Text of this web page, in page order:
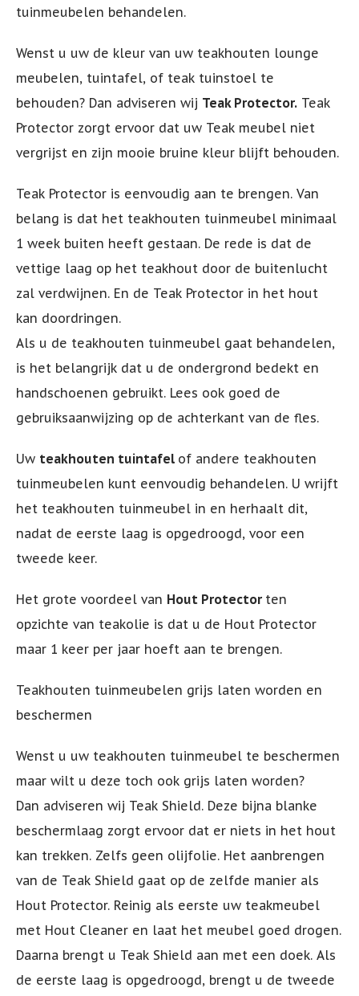
tuinmeubelen behandelen.
Wenst u uw de kleur van uw teakhouten lounge
meubelen, tuintafel, of teak tuinstoel te
behouden? Dan adviseren wij Teak Protector. Teak
Protector zorgt ervoor dat uw Teak meubel niet
vergrijst en zijn mooie bruine kleur blijft behouden.
Teak Protector is eenvoudig aan te brengen. Van
belang is dat het teakhouten tuinmeubel minimaal
1 week buiten heeft gestaan. De rede is dat de
vettige laag op het teakhout door de buitenlucht
zal verdwijnen. En de Teak Protector in het hout
kan doordringen.
Als u de teakhouten tuinmeubel gaat behandelen,
is het belangrijk dat u de ondergrond bedekt en
handschoenen gebruikt. Lees ook goed de
gebruiksaanwijzing op de achterkant van de fles.
Uw teakhouten tuintafel of andere teakhouten
tuinmeubelen kunt eenvoudig behandelen. U wrijft
het teakhouten tuinmeubel in en herhaalt dit,
nadat de eerste laag is opgedroogd, voor een
tweede keer.
Het grote voordeel van Hout Protector ten
opzichte van teakolie is dat u de Hout Protector
maar 1 keer per jaar hoeft aan te brengen.
Teakhouten tuinmeubelen grijs laten worden en
beschermen
Wenst u uw teakhouten tuinmeubel te beschermen
maar wilt u deze toch ook grijs laten worden?
Dan adviseren wij Teak Shield. Deze bijna blanke
beschermlaag zorgt ervoor dat er niets in het hout
kan trekken. Zelfs geen olijfolie. Het aanbrengen
van de Teak Shield gaat op de zelfde manier als
Hout Protector. Reinig als eerste uw teakmeubel
met Hout Cleaner en laat het meubel goed drogen.
Daarna brengt u Teak Shield aan met een doek. Als
de eerste laag is opgedroogd, brengt u de tweede